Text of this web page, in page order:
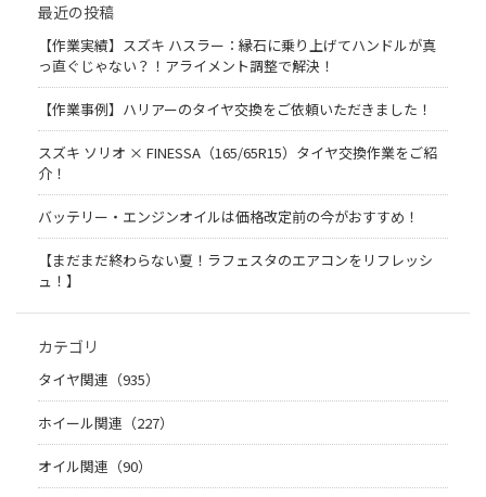
最近の投稿
【作業実績】スズキ ハスラー：縁石に乗り上げてハンドルが真
っ直ぐじゃない？！アライメント調整で解決！
【作業事例】ハリアーのタイヤ交換をご依頼いただきました！
スズキ ソリオ × FINESSA（165/65R15）タイヤ交換作業をご紹
介！
バッテリー・エンジンオイルは価格改定前の今がおすすめ！
【まだまだ終わらない夏！ラフェスタのエアコンをリフレッシ
ュ！】
カテゴリ
タイヤ関連（935）
ホイール関連（227）
オイル関連（90）